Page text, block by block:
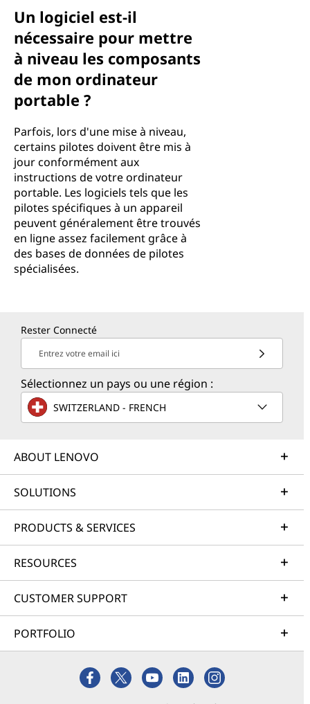
Un logiciel est-il
nécessaire pour mettre
à niveau les composants
de mon ordinateur
portable ?
Parfois, lors d'une mise à niveau,
certains pilotes doivent être mis à
jour conformément aux
instructions de votre ordinateur
portable. Les logiciels tels que les
pilotes spécifiques à un appareil
peuvent généralement être trouvés
en ligne assez facilement grâce à
des bases de données de pilotes
spécialisées.
Rester Connecté
Entrez votre email ici
Sélectionnez un pays ou une région :
SWITZERLAND - FRENCH
ABOUT LENOVO
SOLUTIONS
PRODUCTS & SERVICES
RESOURCES
CUSTOMER SUPPORT
PORTFOLIO